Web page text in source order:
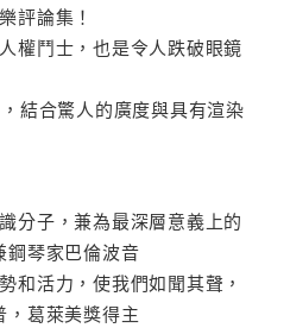
評論集！
權鬥士，也是令人跌破眼鏡
結合驚人的廣度與具有渲染
分子，兼為最深層意義上的
琴家巴倫波音
和活力，使我們如聞其聲，
葛萊美獎得主